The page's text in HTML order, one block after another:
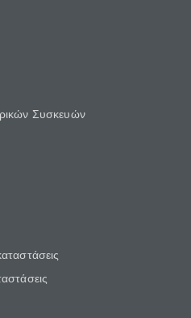
Συσκευών